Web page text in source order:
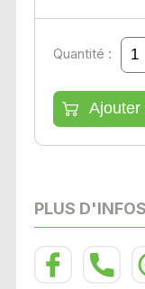
Quantité :
PLUS